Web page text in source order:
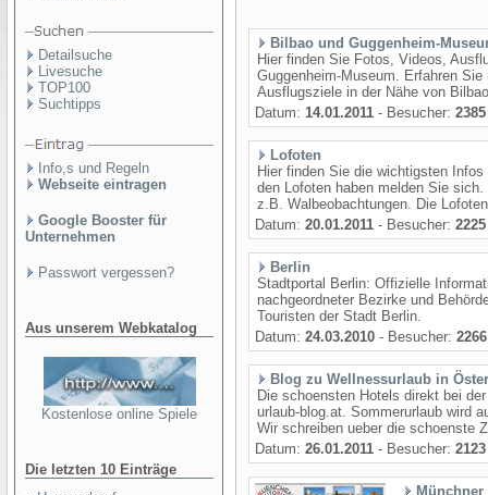
Detailsuche
Livesuche
TOP100
Suchtipps
Info,s und Regeln
Webseite eintragen
Google Booster für
Unternehmen
Passwort vergessen?
Aus unserem Webkatalog
Kostenlose online Spiele
Die letzten 10 Einträge
Bilbao und Guggenheim-
Hier finden Sie Fotos, Videos,
Guggenheim-Museum. Erfahren
Ausflugsziele in der Nähe von
Datum: 14.01.2011 - Besucher: 2385
Lofoten
Hier finden Sie die wichtigsten
den Lofoten haben melden Sie
z.B. Walbeobachtungen. Die
Datum: 20.01.2011 - Besucher: 2225
Berlin
Stadtportal Berlin: Offizielle
nachgeordneter Bezirke und
Touristen der Stadt Berlin.
Datum: 24.03.2010 - Besucher: 2266
Blog zu Wellnessurlaub in
Die schoensten Hotels direkt bei
urlaub-blog.at. Sommerurlaub wird
Wir schreiben ueber die schoenste
Datum: 26.01.2011 - Besucher: 2123